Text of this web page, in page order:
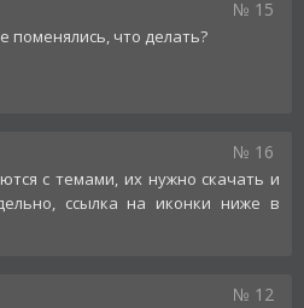
№ 15
поменялись, что делать?
№ 16
с темами, их нужно скачать и
ссылка на иконки ниже в
№ 12